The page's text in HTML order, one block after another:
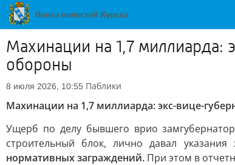
Махинации на 1,7 миллиарда:
обороны
8 июля 2026, 10:55 Паблики
Махинации на 1,7 миллиарда: экс-вице-
Ущерб по делу бывшего врио
строительный блок, лично давал указания
нормативных заграждений. При этом в